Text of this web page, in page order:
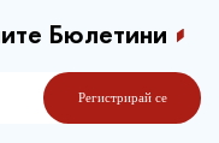
Бюлетини